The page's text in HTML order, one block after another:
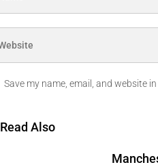
Save my name, email, and website
Read Also